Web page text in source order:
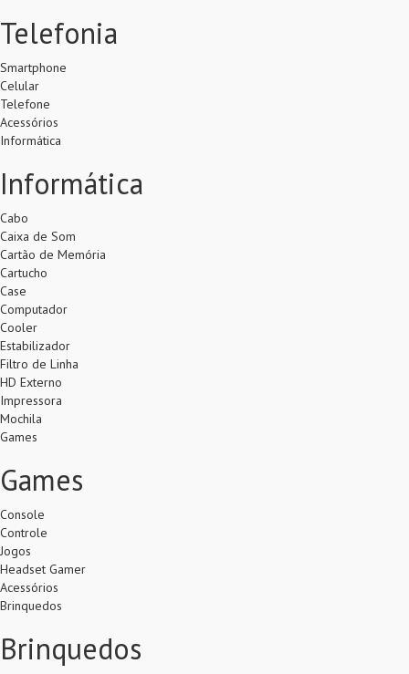
Telefonia
Smartphone
Celular
Telefone
Acessórios
Informática
Informática
Cabo
Caixa de Som
Cartão de Memória
Cartucho
Case
Computador
Cooler
Estabilizador
Filtro de Linha
HD Externo
Impressora
Mochila
Games
Games
Console
Controle
Jogos
Headset Gamer
Acessórios
Brinquedos
Brinquedos